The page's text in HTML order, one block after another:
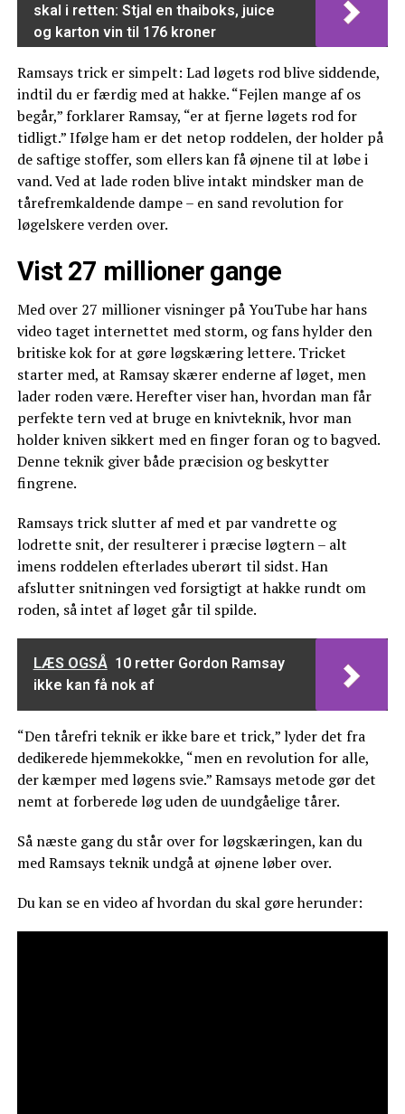
skal i retten: Stjal en thaiboks, juice
og karton vin til 176 kroner
Ramsays trick er simpelt: Lad løgets rod blive siddende,
indtil du er færdig med at hakke. “Fejlen mange af os
begår,” forklarer Ramsay, “er at fjerne løgets rod for
tidligt.” Ifølge ham er det netop roddelen, der holder på
de saftige stoffer, som ellers kan få øjnene til at løbe i
vand. Ved at lade roden blive intakt mindsker man de
tårefremkaldende dampe – en sand revolution for
løgelskere verden over.
Vist 27 millioner gange
Med over 27 millioner visninger på YouTube har hans
video taget internettet med storm, og fans hylder den
britiske kok for at gøre løgskæring lettere. Tricket
starter med, at Ramsay skærer enderne af løget, men
lader roden være. Herefter viser han, hvordan man får
perfekte tern ved at bruge en knivteknik, hvor man
holder kniven sikkert med en finger foran og to bagved.
Denne teknik giver både præcision og beskytter
fingrene.
Ramsays trick slutter af med et par vandrette og
lodrette snit, der resulterer i præcise løgtern – alt
imens roddelen efterlades uberørt til sidst. Han
afslutter snitningen ved forsigtigt at hakke rundt om
roden, så intet af løget går til spilde.
LÆS OGSÅ 10 retter Gordon Ramsay
ikke kan få nok af
“Den tårefri teknik er ikke bare et trick,” lyder det fra
dedikerede hjemmekokke, “men en revolution for alle,
der kæmper med løgens svie.” Ramsays metode gør det
nemt at forberede løg uden de uundgåelige tårer.
Så næste gang du står over for løgskæringen, kan du
med Ramsays teknik undgå at øjnene løber over.
Du kan se en video af hvordan du skal gøre herunder: